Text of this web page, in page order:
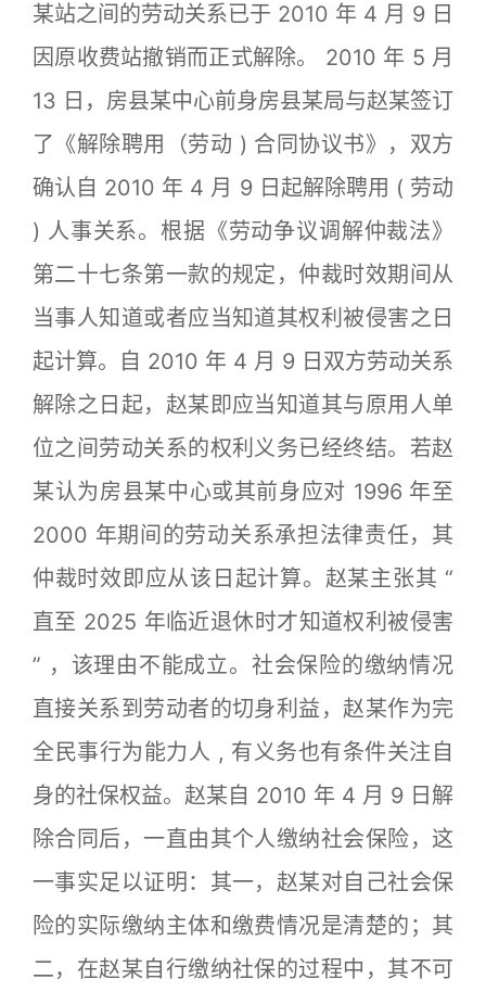
某站之间的劳动关系已于 2010 年 4 月 9 日
因原收费站撤销而正式解除。 2010 年 5 月
13 日，房县某中心前身房县某局与赵某签订
了《解除聘用（劳动 ) 合同协议书》，双方
确认自 2010 年 4 月 9 日起解除聘用 ( 劳动
) 人事关系。根据《劳动争议调解仲裁法》
第二十七条第一款的规定，仲裁时效期间从
当事人知道或者应当知道其权利被侵害之日
起计算。自 2010 年 4 月 9 日双方劳动关系
解除之日起，赵某即应当知道其与原用人单
位之间劳动关系的权利义务已经终结。若赵
某认为房县某中心或其前身应对 1996 年至
2000 年期间的劳动关系承担法律责任，其
仲裁时效即应从该日起计算。赵某主张其 “
直至 2025 年临近退休时才知道权利被侵害
” ，该理由不能成立。社会保险的缴纳情况
直接关系到劳动者的切身利益，赵某作为完
全民事行为能力人 , 有义务也有条件关注自
身的社保权益。赵某自 2010 年 4 月 9 日解
除合同后，一直由其个人缴纳社会保险，这
一事实足以证明：其一，赵某对自己社会保
险的实际缴纳主体和缴费情况是清楚的；其
二，在赵某自行缴纳社保的过程中，其不可